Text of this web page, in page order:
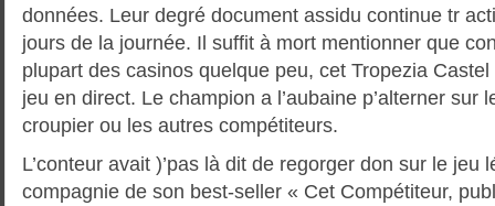
données. Leur degré document assidu continue tr
jours de la journée. Il suffit à mort mentionner que
plupart des casinos quelque peu, cet Tropezia
jeu en direct. Le champion a l’aubaine p’alterner sur
croupier ou les autres compétiteurs.
L’conteur avait )’pas là dit de regorger don sur le jeu
compagnie de son best-seller « Cet Compétiteur,